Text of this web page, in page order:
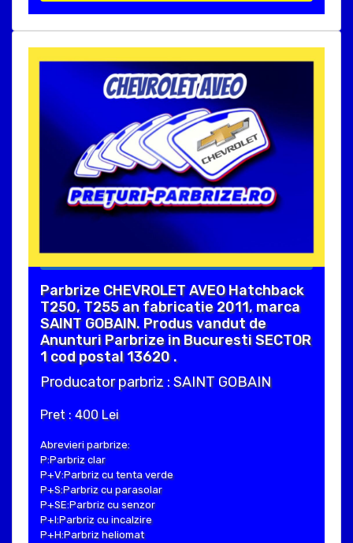
Parbrize CHEVROLET AVEO Hatchback
T250, T255 an fabricatie 2011, marca
SAINT GOBAIN. Produs vandut de
Anunturi Parbrize in Bucuresti SECTOR
1 cod postal 13620 .
Producator parbriz : SAINT GOBAIN
Pret : 400 Lei
Abrevieri parbrize:
P:Parbriz clar
P+V:Parbriz cu tenta verde
P+S:Parbriz cu parasolar
P+SE:Parbriz cu senzor
P+I:Parbriz cu incalzire
P+H:Parbriz heliomat